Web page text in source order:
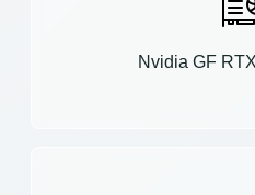
Nvidia GF